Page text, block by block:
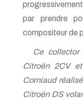
par prendre
compositeur de
Ce
Citroën 2CV
Corniaud
Citroën DS